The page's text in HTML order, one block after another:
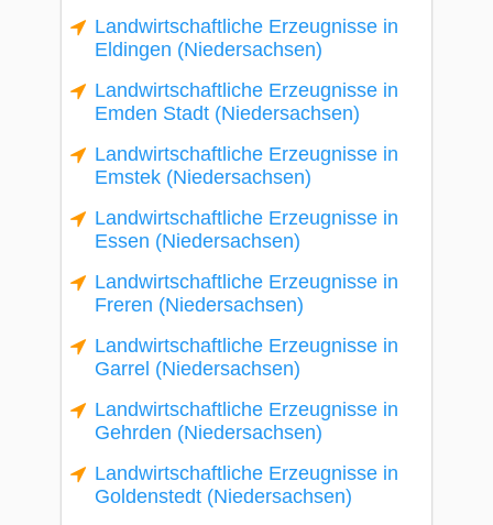
Landwirtschaftliche Erzeugnisse in
Eldingen (Niedersachsen)
Landwirtschaftliche Erzeugnisse in
Emden Stadt (Niedersachsen)
Landwirtschaftliche Erzeugnisse in
Emstek (Niedersachsen)
Landwirtschaftliche Erzeugnisse in
Essen (Niedersachsen)
Landwirtschaftliche Erzeugnisse in
Freren (Niedersachsen)
Landwirtschaftliche Erzeugnisse in
Garrel (Niedersachsen)
Landwirtschaftliche Erzeugnisse in
Gehrden (Niedersachsen)
Landwirtschaftliche Erzeugnisse in
Goldenstedt (Niedersachsen)